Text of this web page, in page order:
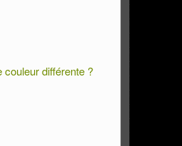
couleur différente ?